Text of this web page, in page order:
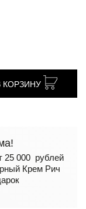
КОРЗИНУ
25 000 рублей
Крем Рич